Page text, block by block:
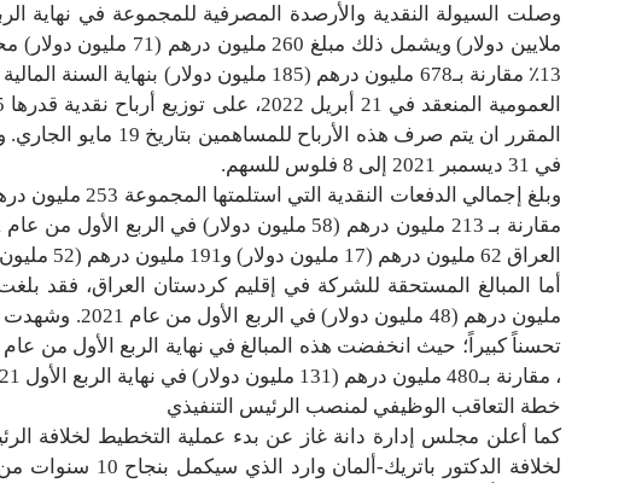
ملايين دولار) ويشمل ذلك
المقرر ان يتم صرف هذه
في 31 ديسمبر 2021 إلى 8 فلوس للسهم.
العراق 62 مليون درهم (17 مليون دولار) و191 مليون درهم (52 مليون دولار أمركي)، على التوالي.
مليون درهم (48
، مقارنة بـ480 مليون درهم (131 مليون دولار) في نهاية الربع الأول 2021.
خطة التعاقب الوظيفي لمنصب الرئيس التنفيذي
كما أعلن مجلس إدارة دانة غاز عن بدء عملية التخطيط لخلافة
لخلافة الدكتور